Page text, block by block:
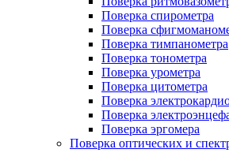
Поверка спирометра
Поверка
Поверка тимпанометра
Поверка тонометра
Поверка урометра
Поверка цитометра
Поверка
Поверка
Поверка эргомера
Поверка оптических и